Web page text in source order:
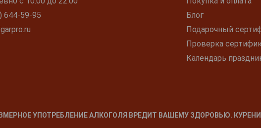
644-59-95
Блог
Подарочный
Проверка
Календарь
УПОТРЕБЛЕНИЕ АЛКОГОЛЯ ВРЕДИТ ВАШЕМУ ЗДОРОВЬЮ.